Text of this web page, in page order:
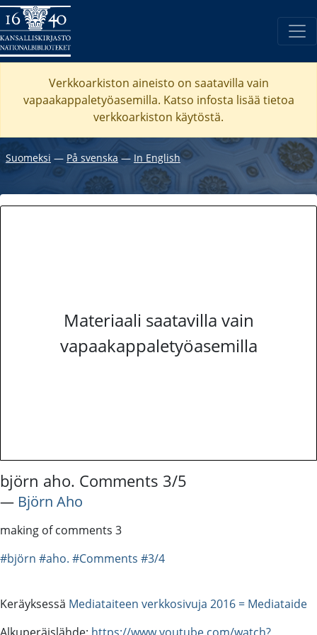
Verkkoarkiston aineisto on saatavilla vain
vapaakappaletyöasemilla. Katso infosta lisää tietoa
verkkoarkiston käytöstä.
Suomeksi ― På svenska― In English
Materiaali saatavilla vain
vapaakappaletyöasemilla
björn aho. Comments 3/5
― Björn Aho
making of comments 3
#björn #aho. #Comments #3/4
Keräyksessä Mediataiteen verkkosivuja 2016 = Mediataide